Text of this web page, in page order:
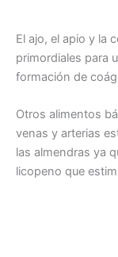
El ajo, el apio y la
primordiales para
formación de
Otros alimentos
venas y arterias
las almendras ya
licopeno que